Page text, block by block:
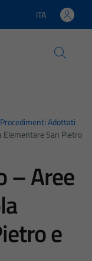
Lingua attiva:
ITA
Procedimenti Adottati
Elementare San Pietro
– Aree
e